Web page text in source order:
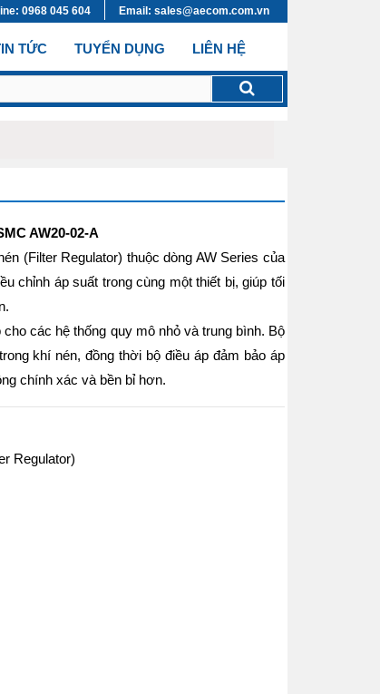
0968 045 604 Email: sales@aecom.com.vn
TỨC TUYỂN DỤNG LIÊN HỆ
AW20-02-A
(Filter Regulator) thuộc dòng AW Series của
chỉnh áp suất trong cùng một thiết bị, giúp tối
các hệ thống quy mô nhỏ và trung bình. Bộ
khí nén, đồng thời bộ điều áp đảm bảo áp
chính xác và bền bỉ hơn.
Regulator)